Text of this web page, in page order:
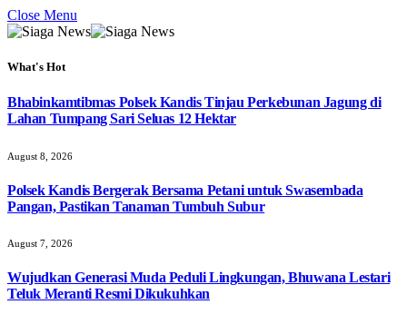
Close Menu
What's Hot
Bhabinkamtibmas Polsek Kandis Tinjau Perkebunan Jagung di
Lahan Tumpang Sari Seluas 12 Hektar
August 8, 2026
Polsek Kandis Bergerak Bersama Petani untuk Swasembada
Pangan, Pastikan Tanaman Tumbuh Subur
August 7, 2026
Wujudkan Generasi Muda Peduli Lingkungan, Bhuwana Lestari
Teluk Meranti Resmi Dikukuhkan